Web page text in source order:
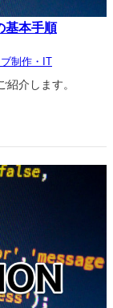
基本手順
制作・IT
介します。